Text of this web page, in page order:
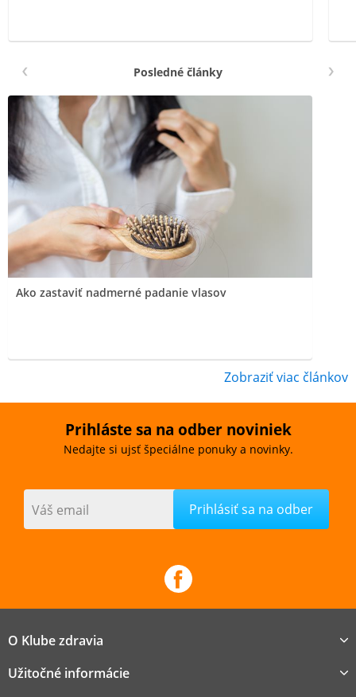
Posledné články
Ako zastaviť nadmerné padanie vlasov
Zobraziť viac článkov
Prihláste sa na odber noviniek
Nedajte si ujsť špeciálne ponuky a novinky.
Váš email
O Klube zdravia
Užitočné informácie